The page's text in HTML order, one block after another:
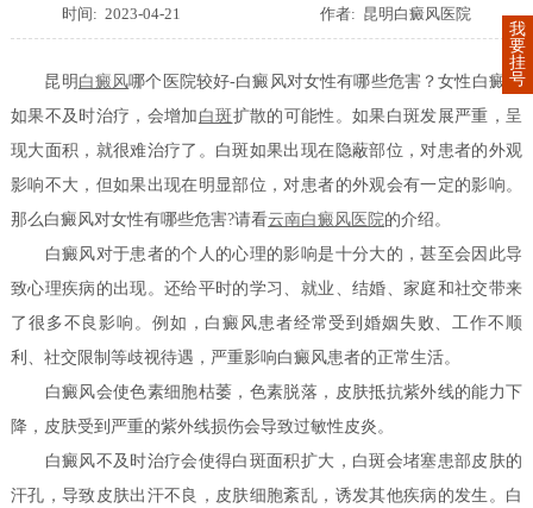
时间: 2023-04-21 作者: 昆明白癜风医院
昆明 白癜风哪个医院较好-白癜风对女性有哪些危害？女性白癜风
如果不及时治疗，会增加 白斑扩散的可能性。如果白斑发展严重，呈
现大面积，就很难治疗了。白斑如果出现在隐蔽部位，对患者的外观
影响不大，但如果出现在明显部位，对患者的外观会有一定的影响。
那么白癜风对女性有哪些危害?请看云南白癜风医院的介绍。
白癜风对于患者的个人的心理的影响是十分大的，甚至会因此导
致心理疾病的出现。还给平时的学习、就业、结婚、家庭和社交带来
了很多不良影响。例如，白癜风患者经常受到婚姻失败、工作不顺
利、社交限制等歧视待遇，严重影响白癜风患者的正常生活。
白癜风会使色素细胞枯萎，色素脱落，皮肤抵抗紫外线的能力下
降，皮肤受到严重的紫外线损伤会导致过敏性皮炎。
白癜风不及时治疗会使得白斑面积扩大，白斑会堵塞患部皮肤的
汗孔，导致皮肤出汗不良，皮肤细胞紊乱，诱发其他疾病的发生。白
我
要
挂
号